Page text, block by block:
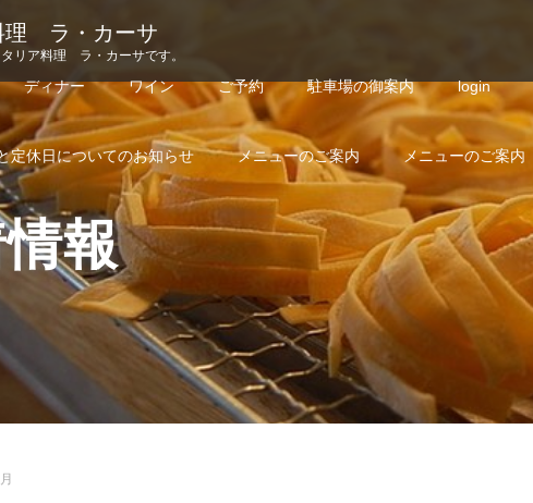
理 ラ・カーサ
リア料理 ラ・カーサです。
ディナー ワイン ご予約 駐車場の御案内 login
定休日についてのお知らせ メニューのご案内 メニューのご案内
報